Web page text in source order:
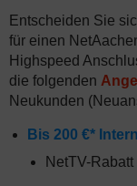
Entscheiden Sie
für einen
Highspeed
die folgenden
Neukunden
Bis 200 €*
NetTV-Rabatt